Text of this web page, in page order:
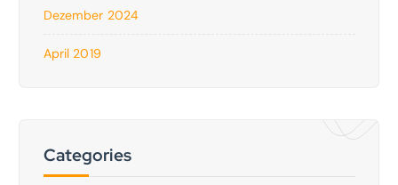
Dezember 2024
April 2019
Categories